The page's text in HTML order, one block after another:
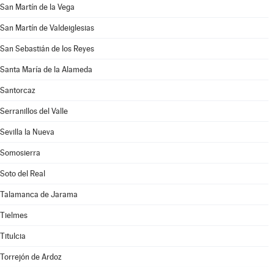
San Martín de la Vega
San Martín de Valdeiglesias
San Sebastián de los Reyes
Santa María de la Alameda
Santorcaz
Serranillos del Valle
Sevilla la Nueva
Somosierra
Soto del Real
Talamanca de Jarama
Tielmes
Titulcia
Torrejón de Ardoz